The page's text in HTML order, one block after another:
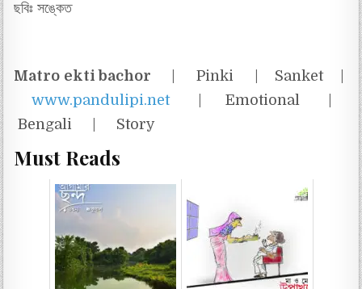
ছবিঃ সঙ্কেত
Matro ekti bachor | Pinki | Sanket |
www.pandulipi.net| Emotional |
Bengali | Story
Must Reads